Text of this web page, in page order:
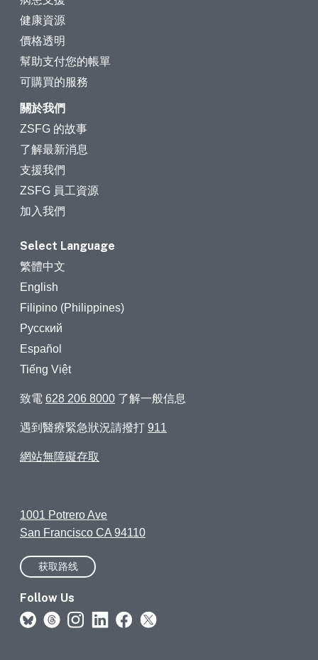
健康資源
價格透明
幫助支付您的帳單
可購買的服務
關於我們
ZSFG 的故事
了解最新消息
支援我們
ZSFG 員工資源
加入我們
Select Language
繁體中文
English
Filipino (Philippines)
Русский
Español
Tiếng Việt
致電 628 206 8000 了解一般信息
遇到醫療緊急狀況請撥打 911
網站無障礙存取
1001 Potrero Ave
San Francisco CA 94110
获取路线
Follow Us